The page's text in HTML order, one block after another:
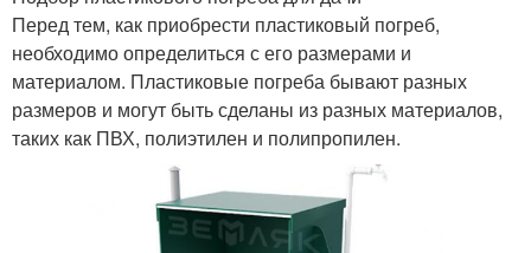
Перед тем, как приобрести пластиковый погреб,
необходимо определиться с его размерами и
материалом. Пластиковые погреба бывают разных
размеров и могут быть сделаны из разных материалов,
таких как ПВХ, полиэтилен и полипропилен.